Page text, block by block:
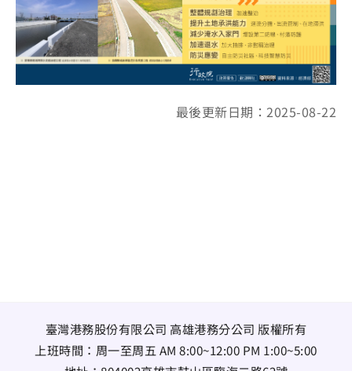
最後更新日期：2025-08-22
臺灣港務股份有限公司 高雄港務分公司 版權所有
上班時間：周一至周五 AM 8:00~12:00 PM 1:00~5:00